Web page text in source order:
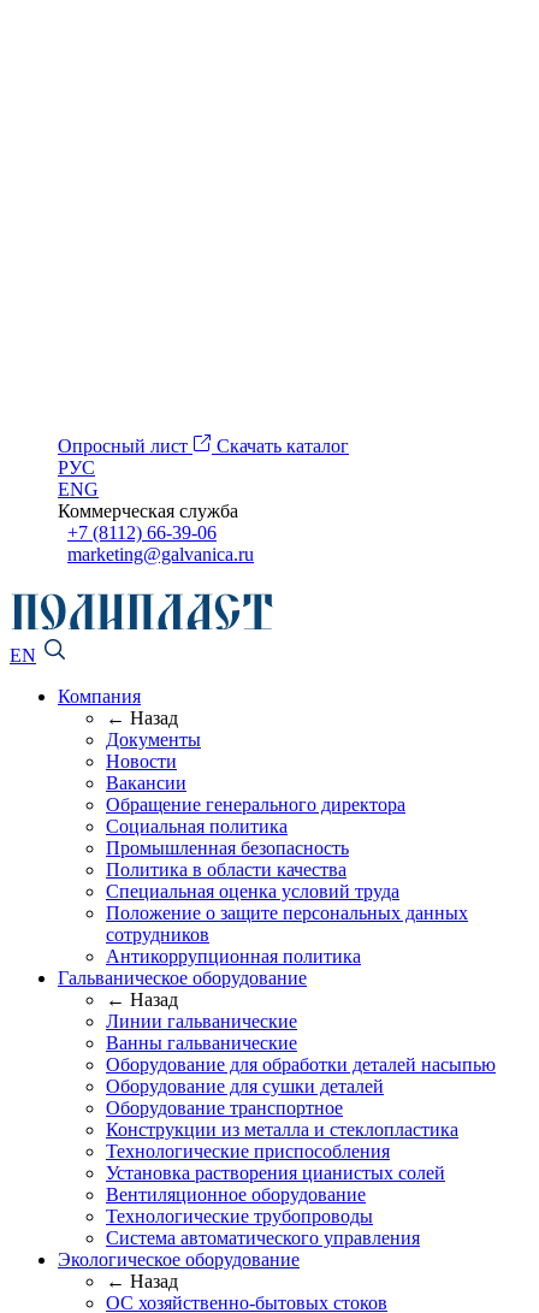
Опросный лист
Скачать каталог
РУС
ENG
Коммерческая служба
+7 (8112) 66-39-06
marketing@galvanica.ru
EN
Компания
← Назад
Документы
Новости
Вакансии
Обращение генерального директора
Социальная политика
Промышленная безопасность
Политика в области качества
Специальная оценка условий труда
Положение о защите персональных данных
сотрудников
Антикоррупционная политика
Гальваническое оборудование
← Назад
Линии гальванические
Ванны гальванические
Оборудование для обработки деталей насыпью
Оборудование для сушки деталей
Оборудование транспортное
Конструкции из металла и стеклопластика
Технологические приспособления
Установка растворения цианистых солей
Вентиляционное оборудование
Технологические трубопроводы
Система автоматического управления
Экологическое оборудование
← Назад
ОС хозяйственно-бытовых стоков